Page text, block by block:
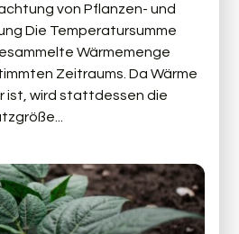
von Pflanzen- und
Die Temperatursumme
Wärmemenge
Zeitraums. Da Wärme
ist, wird stattdessen die